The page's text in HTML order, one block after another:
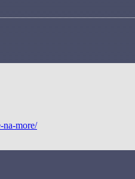
na-more/